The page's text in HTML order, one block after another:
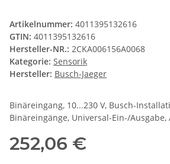
Artikelnummer: 4011395132616
GTIN: 4011395132616
Hersteller-NR.: 2CKA006156A0068
Kategorie: Sensorik
Hersteller: Busch-Jaeger
Binäreingang, 10...230 V, Busch-
Binäreingänge, Universal-Ein-/Ausgabe,
252,06 €